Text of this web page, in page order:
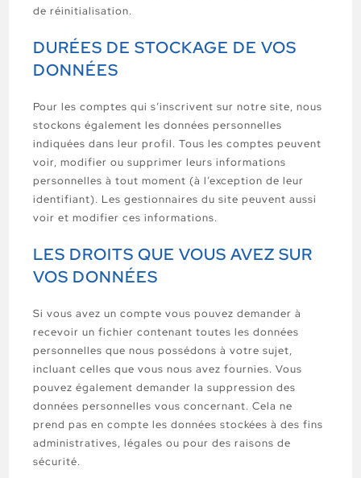
de réinitialisation.
DURÉES DE STOCKAGE DE VOS
DONNÉES
Pour les comptes qui s’inscrivent sur notre site, nous
stockons également les données personnelles
indiquées dans leur profil. Tous les comptes peuvent
voir, modifier ou supprimer leurs informations
personnelles à tout moment (à l’exception de leur
identifiant). Les gestionnaires du site peuvent aussi
voir et modifier ces informations.
LES DROITS QUE VOUS AVEZ SUR
VOS DONNÉES
Si vous avez un compte vous pouvez demander à
recevoir un fichier contenant toutes les données
personnelles que nous possédons à votre sujet,
incluant celles que vous nous avez fournies. Vous
pouvez également demander la suppression des
données personnelles vous concernant. Cela ne
prend pas en compte les données stockées à des fins
administratives, légales ou pour des raisons de
sécurité.